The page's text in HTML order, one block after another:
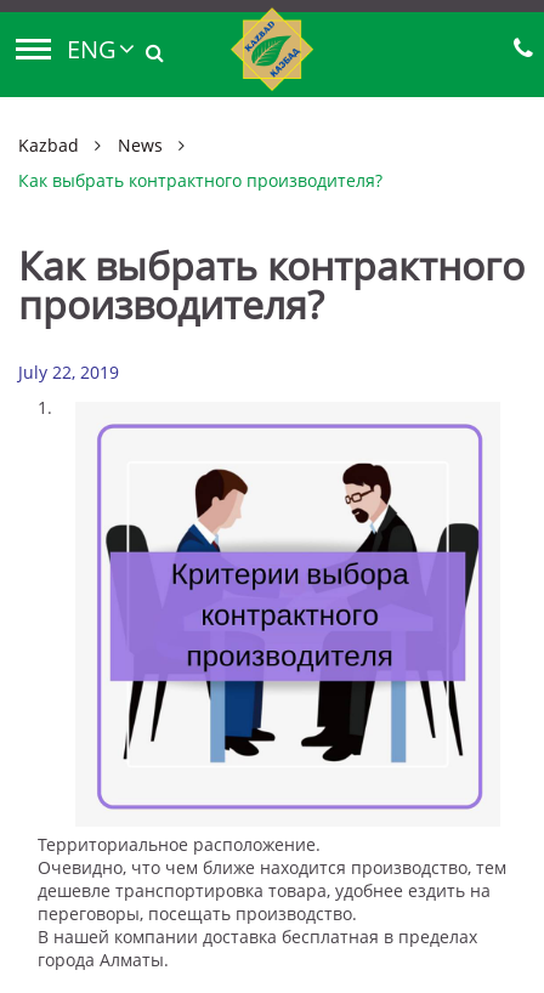
ENG
Kazbad
News
Как выбрать контрактного производителя?
Как выбрать контрактного
производителя?
July 22, 2019
1.
Территориальное расположение.
Очевидно, что чем ближе находится производство, тем
дешевле транспортировка товара, удобнее ездить на
переговоры, посещать производство.
В нашей компании доставка бесплатная в пределах
города Алматы.